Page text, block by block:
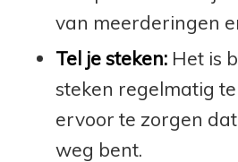
van meerderingen
Tel je steken:Het is
steken regelmatig
ervoor te zorgen
weg bent.